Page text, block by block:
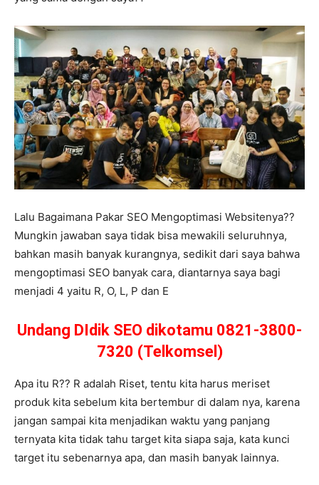
Lalu Bagaimana Pakar SEO Mengoptimasi Websitenya??
Mungkin jawaban saya tidak bisa mewakili seluruhnya,
bahkan masih banyak kurangnya, sedikit dari saya bahwa
mengoptimasi SEO banyak cara, diantarnya saya bagi
menjadi 4 yaitu R, O, L, P dan E
Undang DIdik SEO dikotamu 0821-3800-
7320 (Telkomsel)
Apa itu R?? R adalah Riset, tentu kita harus meriset
produk kita sebelum kita bertembur di dalam nya, karena
jangan sampai kita menjadikan waktu yang panjang
ternyata kita tidak tahu target kita siapa saja, kata kunci
target itu sebenarnya apa, dan masih banyak lainnya.